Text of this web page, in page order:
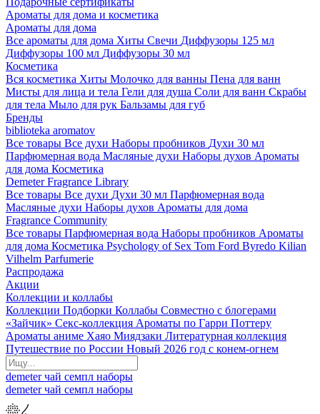
Ароматы для дома и косметика
Ароматы для дома
Все ароматы для дома Хиты Свечи Диффузоры 125 мл
Диффузоры 100 мл Диффузоры 30 мл
Косметика
Вся косметика Хиты Молочко для ванны Пена для ванн
Мисты для лица и тела Гели для душа Соли для ванн Скрабы
для тела Мыло для рук Бальзамы для губ
Бренды
biblioteka aromatov
Все товары Все духи Наборы пробников Духи 30 мл
Парфюмерная вода Масляные духи Наборы духов Ароматы
для дома Косметика
Demeter Fragrance Library
Все товары Все духи Духи 30 мл Парфюмерная вода
Масляные духи Наборы духов Ароматы для дома
Fragrance Community
Все товары Парфюмерная вода Наборы пробников Ароматы
для дома Косметика Psychology of Sex Tom Ford Byredo Kilian
Vilhelm Parfumerie
Распродажа
Акции
Коллекции и коллабы
Коллекции Подборки Коллабы Совместно с блогерами
«Зайчик» Секс-коллекция Ароматы по Гарри Поттеру
Ароматы аниме Хаяо Миядзаки Литературная коллекция
Путешествие по России Новый 2026 год с конем-огнем
demeterчай семпл наборы
demeterчай семпл наборы